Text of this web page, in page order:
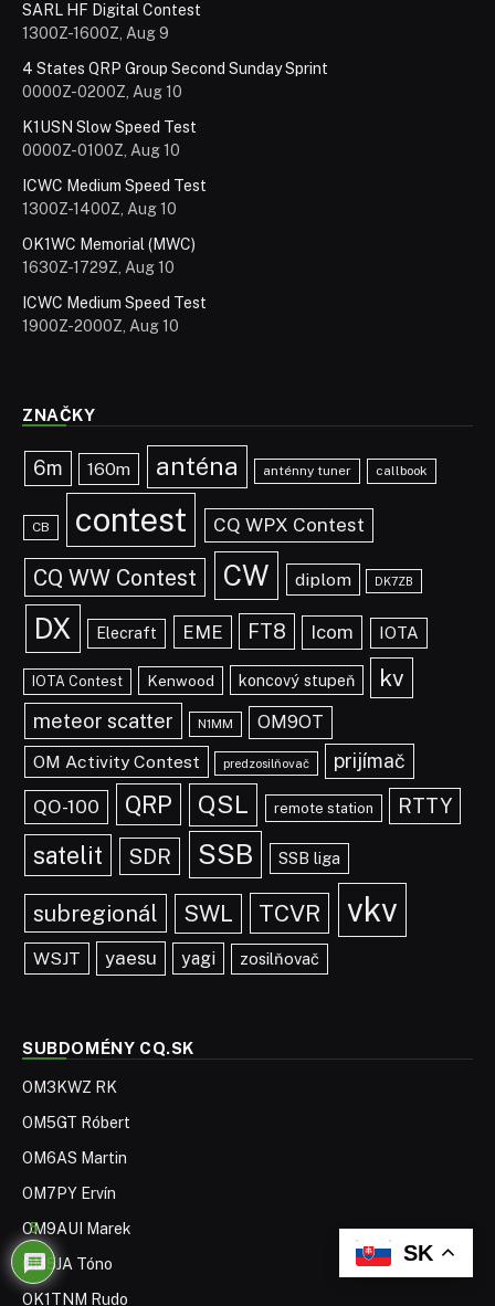
SARL HF Digital Contest
1300Z-1600Z, Aug 9
4 States QRP Group Second Sunday Sprint
0000Z-0200Z, Aug 10
K1USN Slow Speed Test
0000Z-0100Z, Aug 10
ICWC Medium Speed Test
1300Z-1400Z, Aug 10
OK1WC Memorial (MWC)
1630Z-1729Z, Aug 10
ICWC Medium Speed Test
1900Z-2000Z, Aug 10
ZNAČKY
6m 160m anténa anténny tuner callbook
CB contest CQ WPX Contest
CQ WW Contest CW diplom DK7ZB
DX Elecraft EME FT8 Icom IOTA
IOTA Contest Kenwood koncový stupeň kv
meteor scatter N1MM
OM9OT
OM Activity Contest
predzosilňovač prijímač
QO-100 QRP QSL remote station RTTY
satelit SDR SSB SSB liga
subregionál SWL TCVR vkv
WSJT yaesu yagi zosilňovač
SUBDOMÉNY CQ.SK
OM3KWZ RK
OM5GT Róbert
OM6AS Martin
OM7PY Ervín
OM9AUI Marek
OM5JA Tóno
OK1TNM Rudo
SK
5